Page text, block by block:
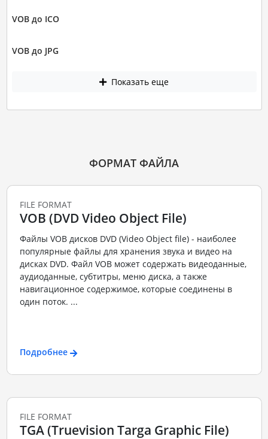
VOB до ICO
VOB до JPG
Показать еще
ФОРМАТ ФАЙЛА
FILE FORMAT
VOB (DVD Video Object File)
Файлы VOB дисков DVD (Video Object file) - наиболее
популярные файлы для хранения звука и видео на
дисках DVD. Файл VOB может содержать видеоданные,
аудиоданные, субтитры, меню диска, а также
навигационное содержимое, которые соединены в
один поток. ...
Подробнее
FILE FORMAT
TGA (Truevision Targa Graphic File)